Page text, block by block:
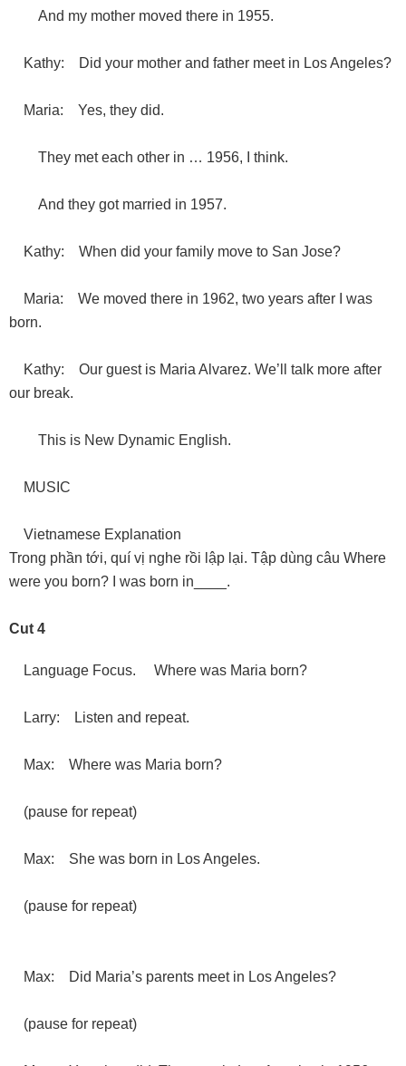
And my mother moved there in 1955.
Kathy: Did your mother and father meet in Los Angeles?
Maria: Yes, they did.
They met each other in … 1956, I think.
And they got married in 1957.
Kathy: When did your family move to San Jose?
Maria: We moved there in 1962, two years after I was
born.
Kathy: Our guest is Maria Alvarez. We’ll talk more after
our break.
This is New Dynamic English.
MUSIC
Vietnamese Explanation
Trong phần tới, quí vị nghe rồi lập lại. Tập dùng câu Where
were you born? I was born in____.
Cut 4
Language Focus. Where was Maria born?
Larry: Listen and repeat.
Max: Where was Maria born?
(pause for repeat)
Max: She was born in Los Angeles.
(pause for repeat)
Max: Did Maria’s parents meet in Los Angeles?
(pause for repeat)